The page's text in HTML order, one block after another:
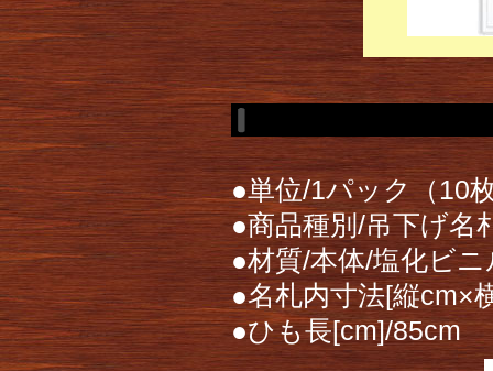
●単位/1パック（10
●商品種別/吊下げ名
●材質/本体/塩化ビ
●名札内寸法[縦cm×
●ひも長[cm]/85cm